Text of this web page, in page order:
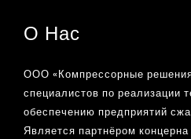
О Нас
ООО «Компрессорные
специалистов по реализации
обеспечению предприятий
Является партнёром